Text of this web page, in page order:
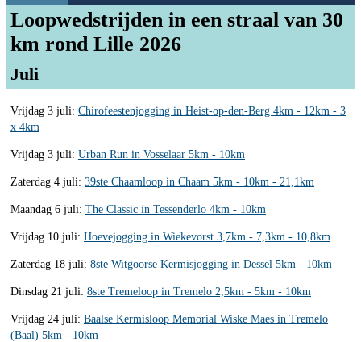
Loopwedstrijden in een straal van 30
km rond Lille 2026
Juli
Vrijdag 3 juli: Chirofeestenjogging in Heist-op-den-Berg 4km - 12km - 3
x 4km
Vrijdag 3 juli: Urban Run in Vosselaar 5km - 10km
Zaterdag 4 juli: 39ste Chaamloop in Chaam 5km - 10km - 21,1km
Maandag 6 juli: The Classic in Tessenderlo 4km - 10km
Vrijdag 10 juli: Hoevejogging in Wiekevorst 3,7km - 7,3km - 10,8km
Zaterdag 18 juli: 8ste Witgoorse Kermisjogging in Dessel 5km - 10km
Dinsdag 21 juli: 8ste Tremeloop in Tremelo 2,5km - 5km - 10km
Vrijdag 24 juli: Baalse Kermisloop Memorial Wiske Maes in Tremelo
(Baal) 5km - 10km